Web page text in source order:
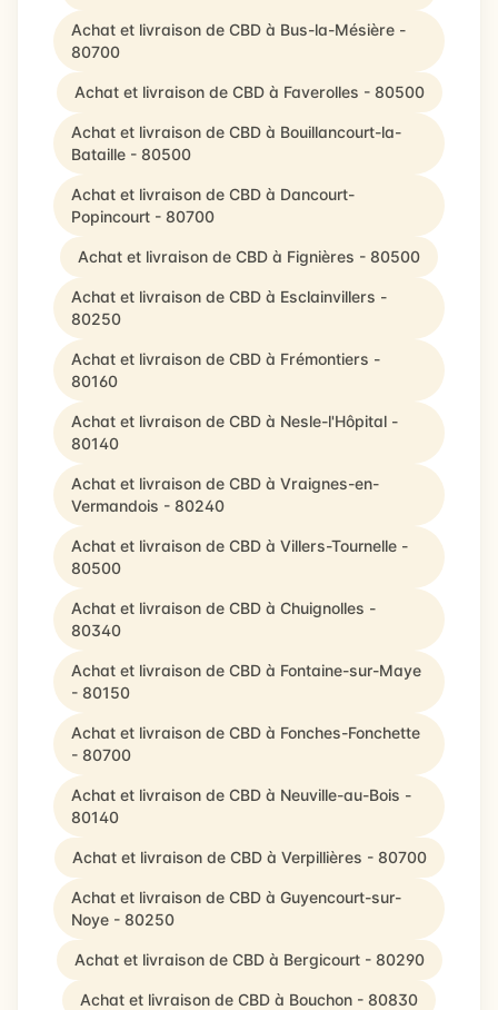
Achat et livraison de CBD à Bus-la-Mésière -
80700
Achat et livraison de CBD à Faverolles - 80500
Achat et livraison de CBD à Bouillancourt-la-
Bataille - 80500
Achat et livraison de CBD à Dancourt-
Popincourt - 80700
Achat et livraison de CBD à Fignières - 80500
Achat et livraison de CBD à Esclainvillers -
80250
Achat et livraison de CBD à Frémontiers -
80160
Achat et livraison de CBD à Nesle-l'Hôpital -
80140
Achat et livraison de CBD à Vraignes-en-
Vermandois - 80240
Achat et livraison de CBD à Villers-Tournelle -
80500
Achat et livraison de CBD à Chuignolles -
80340
Achat et livraison de CBD à Fontaine-sur-Maye
- 80150
Achat et livraison de CBD à Fonches-Fonchette
- 80700
Achat et livraison de CBD à Neuville-au-Bois -
80140
Achat et livraison de CBD à Verpillières - 80700
Achat et livraison de CBD à Guyencourt-sur-
Noye - 80250
Achat et livraison de CBD à Bergicourt - 80290
Achat et livraison de CBD à Bouchon - 80830